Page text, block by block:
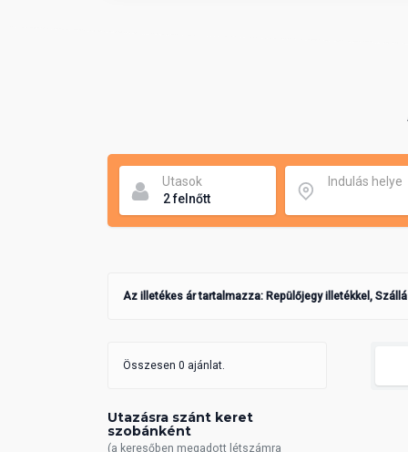
Utasok Indulás helye
Az illetékes ár tartalmazza: Repülőjegy illetékkel,
Összesen 0 ajánlat.
Utazásra szánt keret
szobánként
(a keresőben megadott létszámra